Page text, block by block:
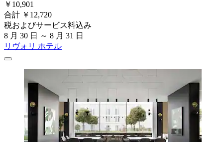
￥10,901
合計 ￥12,720
税およびサービス料込み
8 月 30 日 ～ 8 月 31 日
リヴォリ ホテル